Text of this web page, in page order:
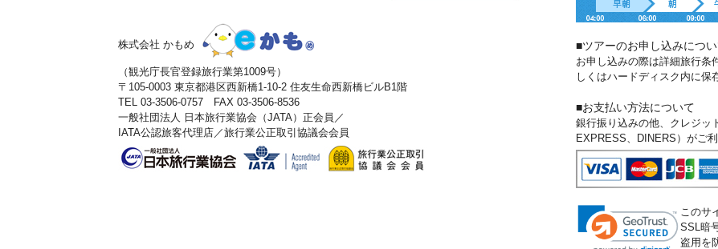
株式会社 かもめ
（観光庁長官登録旅行業第1009号）
〒105-0003 東京都港区西新橋1-10-2 住友生命西新橋ビルB1階
TEL 03-3506-0757 FAX 03-3506-8536
一般社団法人 日本旅行業協会（JATA）正会員／
IATA公認旅客代理店／旅行業公正取引協議会会員
■ツアーのお申し込みにつ
お申し込みの際は詳細旅行条
しくはハードディスク内に保
■お支払い方法について
銀行振り込みの他、クレジッ
EXPRESS、DINERS）がご
このサ
SSL暗
盗用を